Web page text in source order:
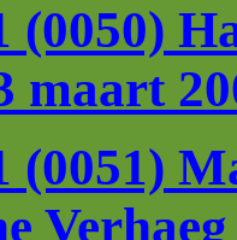
(0050)
maart
(0051)